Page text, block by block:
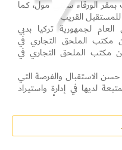
الورقاء سيتي مول، كما
القريب.
لجمهورية تركيا بدبي
مكتب الملحق التجاري في
مكتب الملحق التجاري في
حسن الاستقبال والفرصة التي
لديها في إدارة واستيراد
مؤكدين بأن زيارتهم
دبي، وذلك لفتح آفاق للتعاون
الاتحاد تعتبر منصة